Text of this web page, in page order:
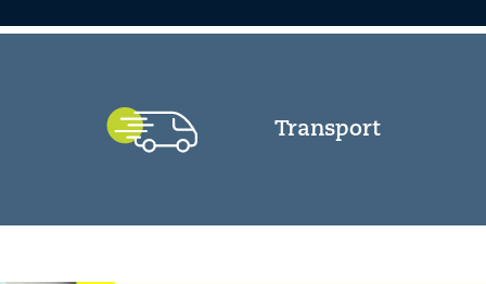
Transport